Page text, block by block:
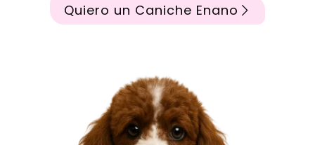
Quiero un Caniche Enano